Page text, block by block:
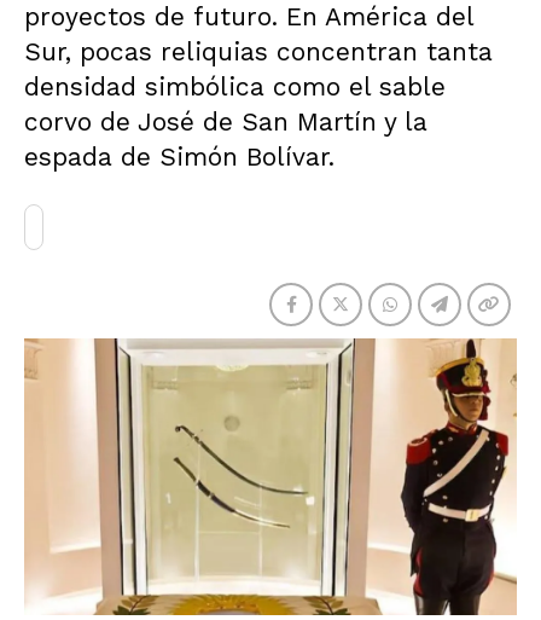
proyectos de futuro. En América del
Sur, pocas reliquias concentran tanta
densidad simbólica como el sable
corvo de José de San Martín y la
espada de Simón Bolívar.